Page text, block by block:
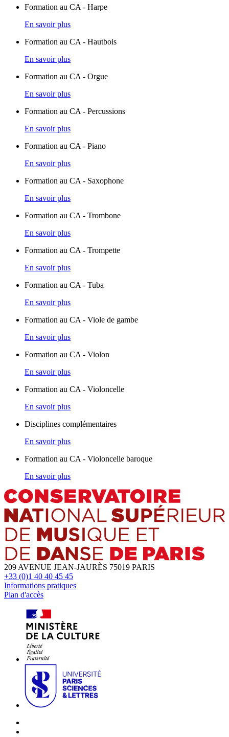
Formation au CA - Harpe
En savoir plus
Formation au CA - Hautbois
En savoir plus
Formation au CA - Orgue
En savoir plus
Formation au CA - Percussions
En savoir plus
Formation au CA - Piano
En savoir plus
Formation au CA - Saxophone
En savoir plus
Formation au CA - Trombone
En savoir plus
Formation au CA - Trompette
En savoir plus
Formation au CA - Tuba
En savoir plus
Formation au CA - Viole de gambe
En savoir plus
Formation au CA - Violon
En savoir plus
Formation au CA - Violoncelle
En savoir plus
Disciplines complémentaires
En savoir plus
Formation au CA - Violoncelle baroque
En savoir plus
209 AVENUE JEAN-JAURÈS 75019 PARIS
+33 (0)1 40 40 45 45
Informations pratiques
Plan d'accès